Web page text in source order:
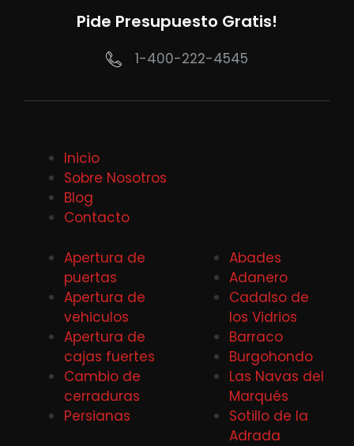
Pide Presupuesto Gratis!
1-400-222-4545
Inicio
Sobre Nosotros
Blog
Contacto
Apertura de
puertas
Apertura de
vehiculos
Apertura de
cajas fuertes
Cambio de
cerraduras
Persianas
Abades
Adanero
Cadalso de
los Vidrios
Barraco
Burgohondo
Las Navas del
Marqués
Sotillo de la
Adrada